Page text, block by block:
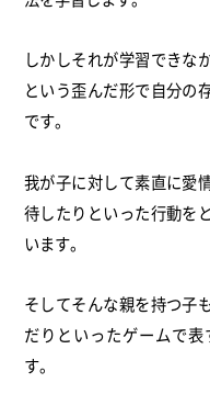
しかしそれが学習できな
という歪んだ形で自分の
です。
我が子に対して素直に愛
待したりといった行動を
います。
そしてそんな親を持つ子
だりといったゲームで
す。